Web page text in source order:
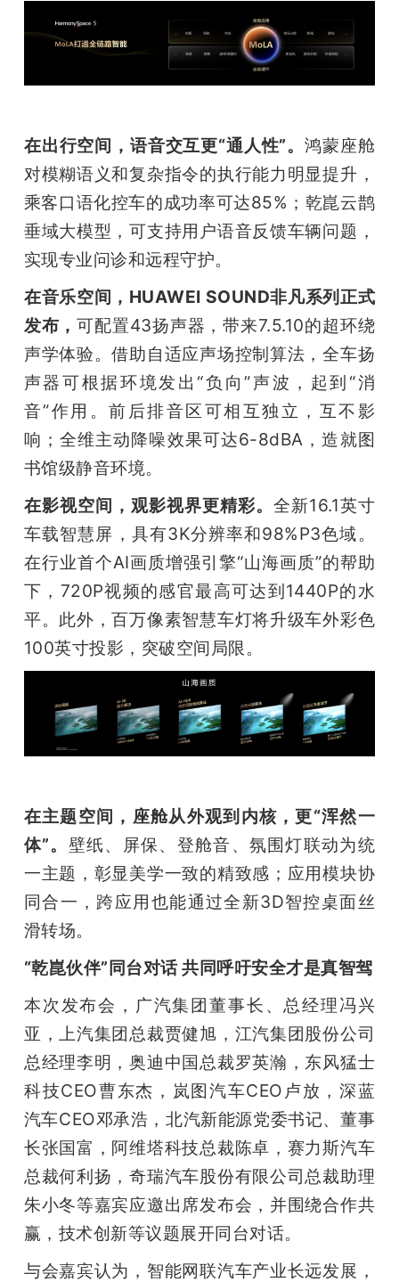
在出行空间，语音交互更“通人性”。鸿蒙座舱
对模糊语义和复杂指令的执行能力明显提升，
乘客口语化控车的成功率可达85%；乾崑云鹊
垂域大模型，可支持用户语音反馈车辆问题，
实现专业问诊和远程守护。
在音乐空间，HUAWEI SOUND非凡系列正式
发布，可配置43扬声器，带来7.5.10的超环绕
声学体验。借助自适应声场控制算法，全车扬
声器可根据环境发出“负向”声波，起到“消
音”作用。前后排音区可相互独立，互不影
响；全维主动降噪效果可达6-8dBA，造就图
书馆级静音环境。
在影视空间，观影视界更精彩。全新16.1英寸
车载智慧屏，具有3K分辨率和98%P3色域。
在行业首个AI画质增强引擎“山海画质”的帮助
下，720P视频的感官最高可达到1440P的水
平。此外，百万像素智慧车灯将升级车外彩色
100英寸投影，突破空间局限。
在主题空间，座舱从外观到内核，更“浑然一
体”。 壁纸、屏保、登舱音、氛围灯联动为统
一主题，彰显美学一致的精致感；应用模块协
同合一，跨应用也能通过全新3D智控桌面丝
滑转场。
“乾崑伙伴”同台对话 共同呼吁安全才是真智驾
本次发布会，广汽集团董事长、总经理冯兴
亚，上汽集团总裁贾健旭，江汽集团股份公司
总经理李明，奥迪中国总裁罗英瀚，东风猛士
科技CEO曹东杰，岚图汽车CEO卢放，深蓝
汽车CEO邓承浩，北汽新能源党委书记、董事
长张国富，阿维塔科技总裁陈卓，赛力斯汽车
总裁何利扬，奇瑞汽车股份有限公司总裁助理
朱小冬等嘉宾应邀出席发布会，并围绕合作共
赢，技术创新等议题展开同台对话。
与会嘉宾认为，智能网联汽车产业长远发展，